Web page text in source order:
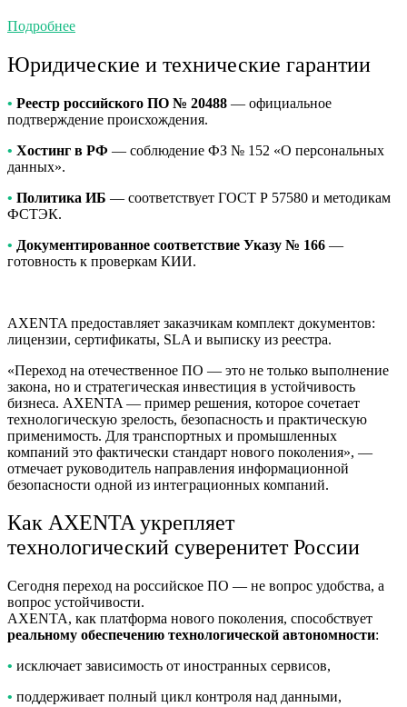
Подробнее
Юридические и технические гарантии
• Реестр российского ПО № 20488 — официальное
подтверждение происхождения.
• Хостинг в РФ — соблюдение ФЗ № 152 «О персональных
данных».
• Политика ИБ — соответствует ГОСТ Р 57580 и методикам
ФСТЭК.
• Документированное соответствие Указу № 166 —
готовность к проверкам КИИ.
AXENTA предоставляет заказчикам комплект документов:
лицензии, сертификаты, SLA и выписку из реестра.
«Переход на отечественное ПО — это не только выполнение
закона, но и стратегическая инвестиция в устойчивость
бизнеса. AXENTA — пример решения, которое сочетает
технологическую зрелость, безопасность и практическую
применимость. Для транспортных и промышленных
компаний это фактически стандарт нового поколения», —
отмечает руководитель направления информационной
безопасности одной из интеграционных компаний.
Как AXENTA укрепляет
технологический суверенитет России
Сегодня переход на российское ПО — не вопрос удобства, а
вопрос устойчивости.
AXENTA, как платформа нового поколения, способствует
реальному обеспечению технологической автономности:
• исключает зависимость от иностранных сервисов,
• поддерживает полный цикл контроля над данными,